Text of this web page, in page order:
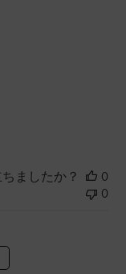
ましたか？
0
0